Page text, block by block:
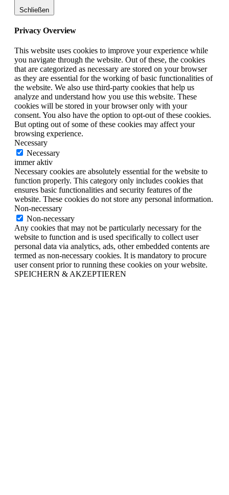
Schließen
Privacy Overview
This website uses cookies to improve your experience while
you navigate through the website. Out of these, the cookies
that are categorized as necessary are stored on your browser
as they are essential for the working of basic functionalities of
the website. We also use third-party cookies that help us
analyze and understand how you use this website. These
cookies will be stored in your browser only with your
consent. You also have the option to opt-out of these cookies.
But opting out of some of these cookies may affect your
browsing experience.
Necessary
Necessary
immer aktiv
Necessary cookies are absolutely essential for the website to
function properly. This category only includes cookies that
ensures basic functionalities and security features of the
website. These cookies do not store any personal information.
Non-necessary
Non-necessary
Any cookies that may not be particularly necessary for the
website to function and is used specifically to collect user
personal data via analytics, ads, other embedded contents are
termed as non-necessary cookies. It is mandatory to procure
user consent prior to running these cookies on your website.
SPEICHERN & AKZEPTIEREN